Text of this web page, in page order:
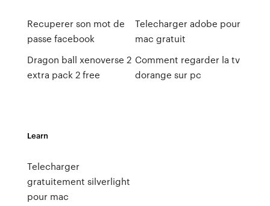
Recuperer son mot de
passe facebook
Dragon ball xenoverse 2
extra pack 2 free
Telecharger adobe pour
mac gratuit
Comment regarder la tv
dorange sur pc
Learn
Telecharger
gratuitement silverlight
pour mac